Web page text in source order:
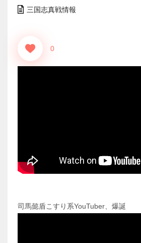
三国志真戦情報
0
司馬懿盾こすり系YouTuber、爆誕